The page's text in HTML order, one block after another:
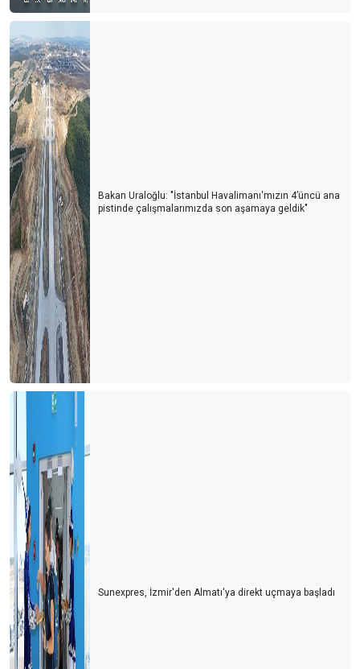
Bakan Uraloğlu: "İstanbul Havalimanı'mızın 4’üncü ana
pistinde çalışmalarımızda son aşamaya geldik"
Sunexpres, İzmir'den Almatı'ya direkt uçmaya başladı